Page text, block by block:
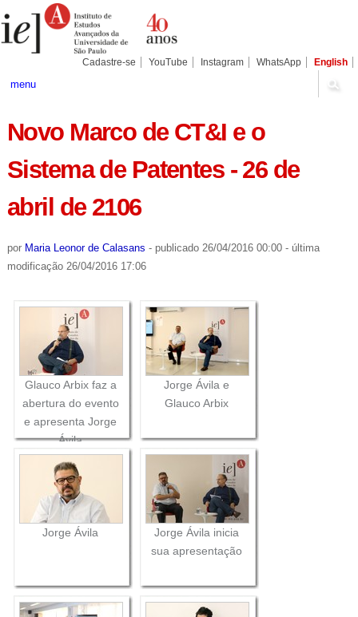
para
conteúdo.
Pessoais
Cadastre-se YouTube Instagram WhatsApp English
menu
Novo Marco de CT&I e o
Sistema de Patentes - 26 de
abril de 2106
por Maria Leonor de Calasans - publicado26/04/2016 00:00 - última
modificação26/04/2016 17:06
Glauco Arbix faz a
abertura do evento
e apresenta Jorge
Ávila
Jorge Ávila e
Glauco Arbix
Jorge Ávila
Jorge Ávila inicia
sua apresentação